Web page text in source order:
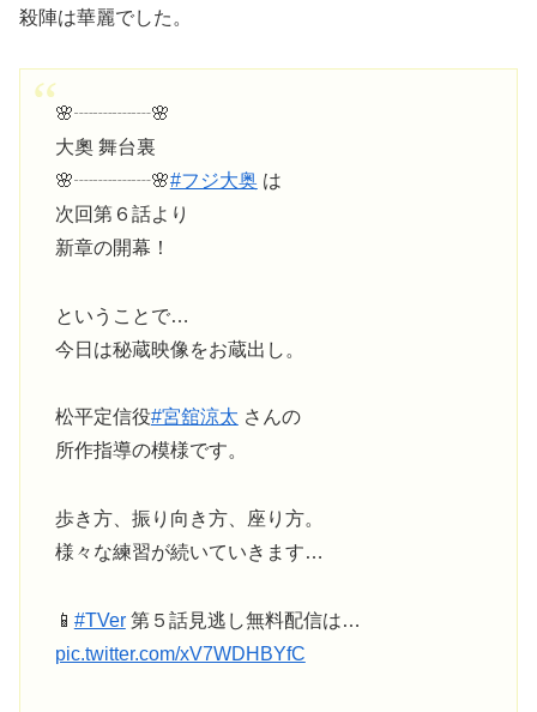
殺陣は華麗でした。
🌸┈┈┈┈🌸
大奧 舞台裏
🌸┈┈┈┈🌸#フジ大奥 は
次回第６話より
新章の開幕！
ということで…
今日は秘蔵映像をお蔵出し。
松平定信役#宮舘涼太 さんの
所作指導の模様です。
歩き方、振り向き方、座り方。
様々な練習が続いていきます…
📱 #TVer第５話見逃し無料配信は…
pic.twitter.com/xV7WDHBYfC